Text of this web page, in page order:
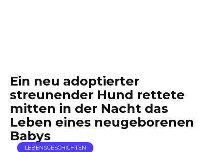
Ein neu adoptierter
streunender Hund rettete
mitten in der Nacht das
Leben eines neugeborenen
Babys
LEBENSGESCHICHTEN